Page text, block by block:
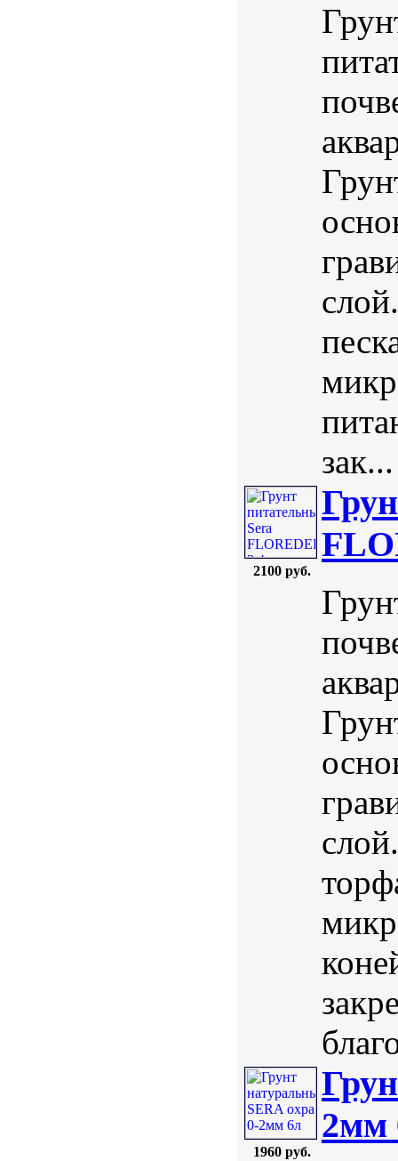
зак...
2100 руб.
1960 руб.
2мм